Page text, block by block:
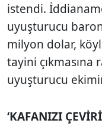
istendi.
uyuşturucu
milyon dolar,
tayini çıkmasına
uyuşturucu
‘KAFANIZI